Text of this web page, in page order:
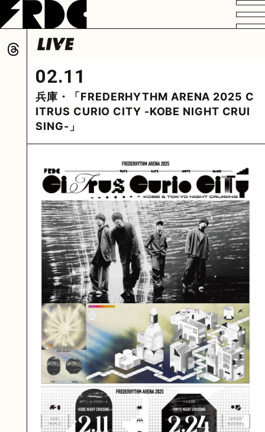
VIDEO
DISCOGRAPHY
GOODS
HOME
02.11
兵庫・「FREDERHYTHM ARENA 2025 C
ITRUS CURIO CITY -KOBE NIGHT CRUI
SING-」